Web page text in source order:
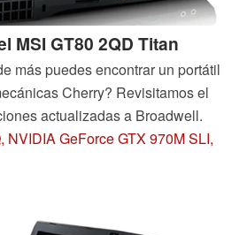
MSI GT80 2QD Titan
más puedes encontrar un portátil
Cherry? Revisitamos el
actualizadas a Broadwell.
NVIDIA GeForce GTX 970M SLI,